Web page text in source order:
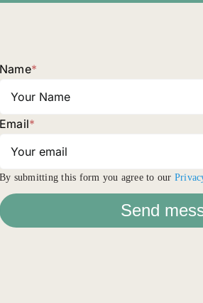
Name*
Email*
By submitting this form you agree to our
Send